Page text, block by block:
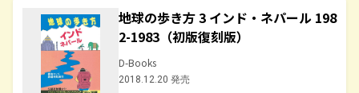
地球の歩き方 3 インド・ネパール 198
2-1983（初版復刻版）
D-Books
2018.12.20 発売